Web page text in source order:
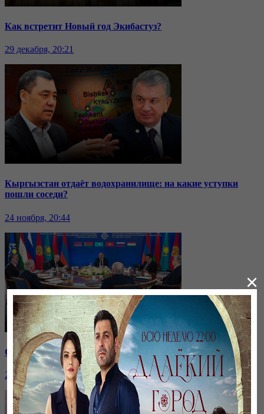
Как встретит Новый год Экибастуз?
29 декабря, 20:21
Кыргызстан отдаёт водохранилище: на какие уступки
пошли соседи?
24 ноября, 20:44
Саммит ОДКБ: под вопросом эффективность организации
24 ноября, 20:43
×